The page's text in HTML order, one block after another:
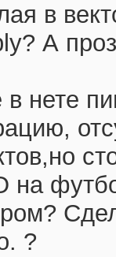
в
А
в нете
?